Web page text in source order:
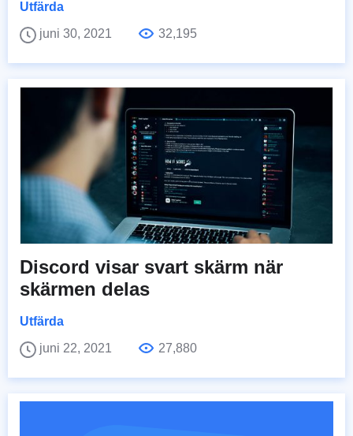
Utfärda
juni 30, 2021
32,195
Discord visar svart skärm när
skärmen delas
Utfärda
juni 22, 2021
27,880